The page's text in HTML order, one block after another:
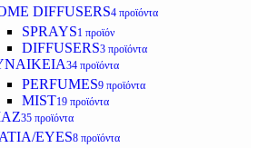
DIFFUSERS4 προϊόντα
SPRAYS1 προϊόν
DIFFUSERS3 προϊόντα
34 προϊόντα
PERFUMES9 προϊόντα
MIST19 προϊόντα
35 προϊόντα
EYES8 προϊόντα